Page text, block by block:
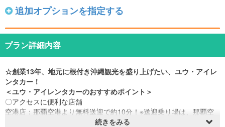
追加オプションを指定する
プラン詳細内容
☆創業13年、地元に根付き沖縄観光を盛り上げたい、ユウ・アイレ
ンタカー！
＜ユウ・アイレンタカーのおすすめポイント＞
〇アクセスに便利な店舗
空港店：那覇空港より無料送迎で約10分！※送迎乗り場は、那覇空
港1階レンタカー送迎バス乗り場10です。
続きをみる